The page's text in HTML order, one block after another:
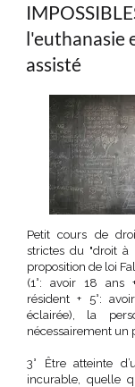
l'euthanasie
assisté
Petit cours de
strictes du "droit
proposition de loi
(1°: avoir 18 ans
résident + 5°:
éclairée), la
nécessairement un
3° Être atteinte
incurable, quelle